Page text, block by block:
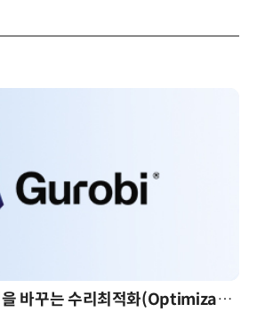
AI 시대의 의사결정을 바꾸는 수리최적화(Optimization): 실제 산업 적용 사례와 활용 전략